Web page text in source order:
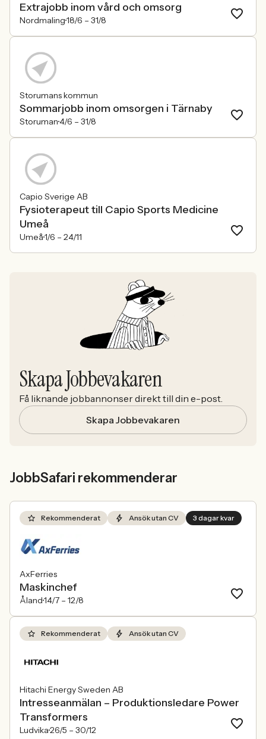
Extrajobb inom vård och omsorg
Nordmaling18/6 – 31/8
Storumans kommun
Sommarjobb inom omsorgen i Tärnaby
Storuman4/6 – 31/8
Capio Sverige AB
Fysioterapeut till Capio Sports Medicine
Umeå
Umeå1/6 – 24/11
Skapa Jobbevakaren
Få liknande jobbannonser direkt till din e-post.
Skapa Jobbevakaren
JobbSafari rekommenderar
Rekommenderat Ansök utan CV 3 dagar kvar
AxFerries
Maskinchef
Åland14/7 – 12/8
Rekommenderat Ansök utan CV
Hitachi Energy Sweden AB
Intresseanmälan – Produktionsledare Power
Transformers
Ludvika26/5 – 30/12